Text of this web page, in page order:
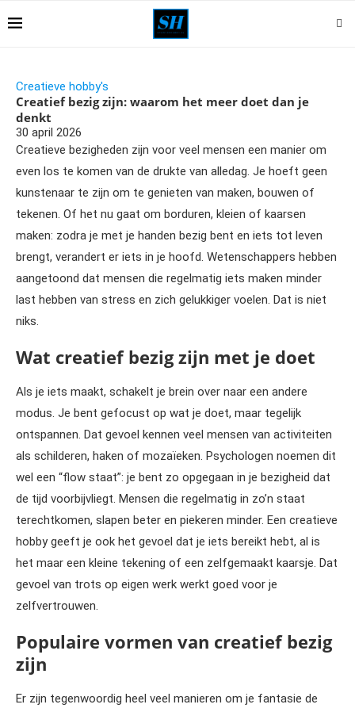
Creatieve hobby's
Creatief bezig zijn: waarom het meer doet dan je
denkt
30 april 2026
Creatieve bezigheden zijn voor veel mensen een manier om
even los te komen van de drukte van alledag. Je hoeft geen
kunstenaar te zijn om te genieten van maken, bouwen of
tekenen. Of het nu gaat om borduren, kleien of kaarsen
maken: zodra je met je handen bezig bent en iets tot leven
brengt, verandert er iets in je hoofd. Wetenschappers hebben
aangetoond dat mensen die regelmatig iets maken minder
last hebben van stress en zich gelukkiger voelen. Dat is niet
niks.
Wat creatief bezig zijn met je doet
Als je iets maakt, schakelt je brein over naar een andere
modus. Je bent gefocust op wat je doet, maar tegelijk
ontspannen. Dat gevoel kennen veel mensen van activiteiten
als schilderen, haken of mozaïeken. Psychologen noemen dit
wel een “flow staat”: je bent zo opgegaan in je bezigheid dat
de tijd voorbijvliegt. Mensen die regelmatig in zo’n staat
terechtkomen, slapen beter en piekeren minder. Een creatieve
hobby geeft je ook het gevoel dat je iets bereikt hebt, al is
het maar een kleine tekening of een zelfgemaakt kaarsje. Dat
gevoel van trots op eigen werk werkt goed voor je
zelfvertrouwen.
Populaire vormen van creatief bezig
zijn
Er zijn tegenwoordig heel veel manieren om je fantasie de